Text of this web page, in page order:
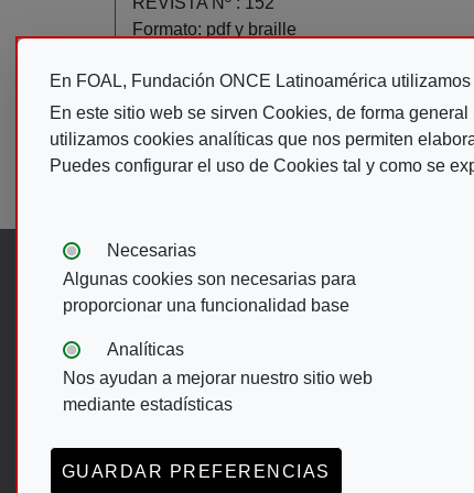
En FOAL, Fundación ONCE Latinoamérica
En este sitio web se sirven Cookies, de forma
utilizamos cookies analíticas que nos permiten
Puedes configurar el uso de Cookies tal y como se
Tipos de cookies:
Necesarias
Algunas cookies son necesarias para
proporcionar una funcionalidad base
Analíticas
Nos ayudan a mejorar nuestro sitio web
mediante estadísticas
GUARDAR PREFERENCIAS
Formato: pdf y braille
Pagination
First page
« Primero
Follow us:
Footer Menu
ACCESIBILIDAD AVISO LEGAL